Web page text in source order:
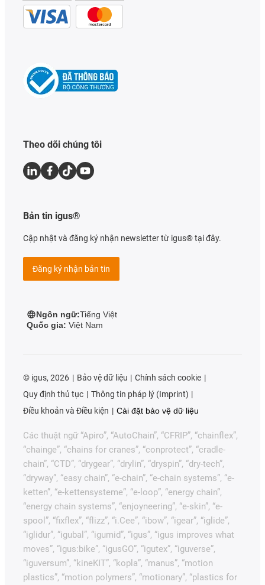
Theo dõi chúng tôi
Bản tin igus®
Cập nhật và đăng ký nhận newsletter từ igus® tại đây.
Đăng ký nhận bản tin
Ngôn ngữ:Tiếng Việt
Quốc gia: Việt Nam
© igus, 2026 Bảo vệ dữ liệu
Chính sách cookie
Quy định thủ tục
Thông tin pháp lý (Imprint)
Điều khoản và Điều kiện
Cài đặt bảo vệ dữ liệu
Các thuật ngữ “Apiro”, “AutoChain”, “CFRIP”, “chainflex”,
“chainge”, “chains for cranes”, “conprotect”, “cradle-
chain”, “CTD”, “drygear”, “drylin”, “dryspin”, “dry-tech”,
“dryway”, “easy chain”, “e-chain”, “e-chain systems”, “e-
ketten”, “e-kettensysteme”, “e-loop”, “energy chain”,
“energy chain systems”, “enjoyneering”, “e-skin”, “e-
spool”, “fixflex”, “flizz”, “i.Cee”, “ibow”, “igear”, “iglide”,
“iglidur”, “igubal”, “igumid”, “igus”, “igus improves what
moves”, “igus:bike”, “igusGO”, “igutex”, “iguverse”,
“iguversum”, “kineKIT”, “kopla”, “manus”, “motion
plastics”, “motion polymers”, “motionary”, “plastics for